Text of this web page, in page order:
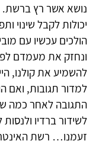
נושא אשר רץ ברשת.
יכולות לקבל שינוי
הולכים עכשיו עם
ונחזק את מעמדם
להשמיע את קולנו,
למדור תגובות, ואם
התגובה לאחר כמה
לשידור ברדיו
זעמנו… רשת